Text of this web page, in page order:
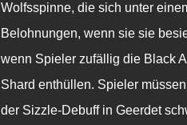
Wolfsspinne, die sich unter
Belohnungen, wenn sie sie
wenn Spieler zufällig die Black
Shard enthüllen. Spieler
der Sizzle-Debuff in Geerdet